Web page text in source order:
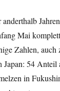
Mai
Zahlen, auch
Japan: 54
in